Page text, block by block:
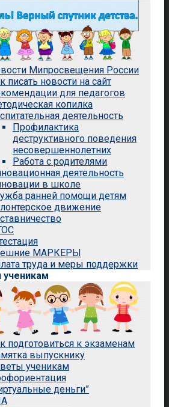
Мипросвещения России
писать новости на сайт
для педагогов
копилка
деятельность
Профилактика
деструктивного поведения
несовершеннолетних
Работа с родителями
деятельность
в школе
ранней помощи детям
движение
МАРКЕРЫ
труда и меры поддержки
ученикам
подготовиться к экзаменам
выпускнику
ученикам
деньги”